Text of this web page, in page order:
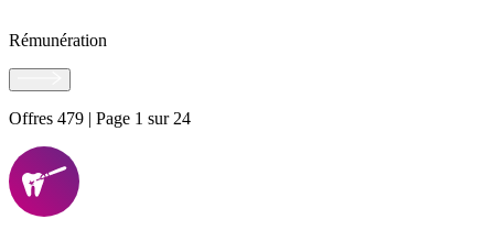
Rémunération
Offres 479 | Page 1 sur 24